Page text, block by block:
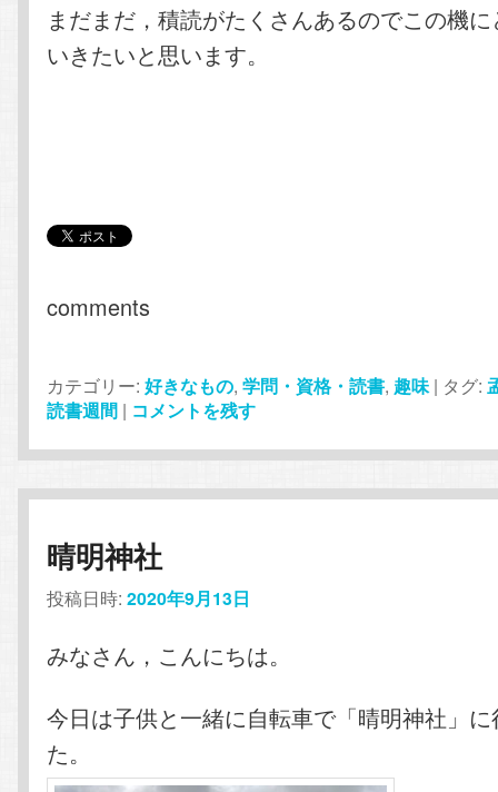
まだまだ，積読がたくさんあるのでこの機
いきたいと思います。
comments
カテゴリー: 好きなもの,学問・資格・読書, 趣味 | タグ:
読書週間 | コメントを残す
晴明神社
投稿日時:2020年9月13日
みなさん，こんにちは。
今日は子供と一緒に自転車で「晴明神社」
た。